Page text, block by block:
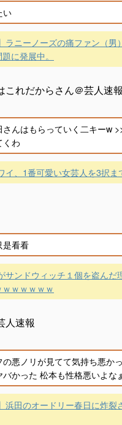
い
ラニーノーズの痛ファン（
に発展中。
これだからさん＠芸人速報
さんはもらっていく二キーw
くわ
イ、1番可愛い女芸人を3択ま
是看看
サンドウィッチ１個を盗んだ
ｗｗｗｗｗ
人速報
悪ノリが見てて気持ち悪か
かった 松本も性格悪いよな
浜田のオードリー春日に炸裂